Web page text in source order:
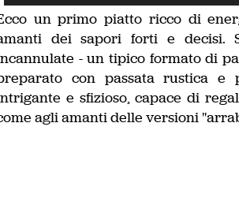
un primo piatto ricco di
dei sapori forti e
- un tipico formato di
con passata rustica e
e sfizioso, capace di
agli amanti delle versioni